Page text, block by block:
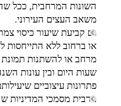
השונות המרחבית, ככל
משאב העצים העירוני.
גם קביעת שיעור כיסוי
או ברחוב ללא התייחסות
מרחב או להשתנות
שעות היום ובין עונות
פתרונות עיצוביים
מרבית מסמכי המדיניות